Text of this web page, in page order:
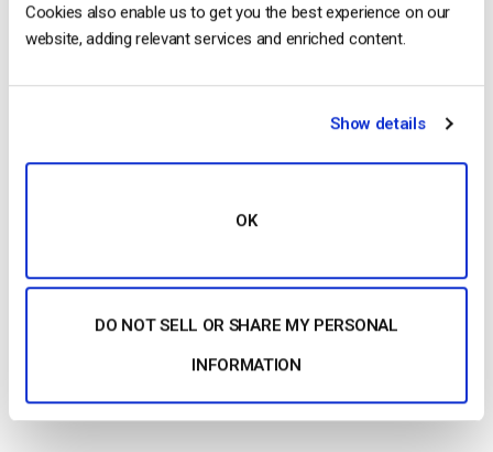
Cookies also enable us to get you the best experience on our
website, adding relevant services and enriched content.
Show details
OK
DO NOT SELL OR SHARE MY PERSONAL
INFORMATION
by Jon Whitehead
Stimuler l’engagement des employés
grâce à la communication d’entreprise
en direct
July 31, 2026